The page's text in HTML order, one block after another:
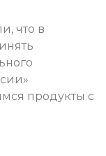
что в
продукты с